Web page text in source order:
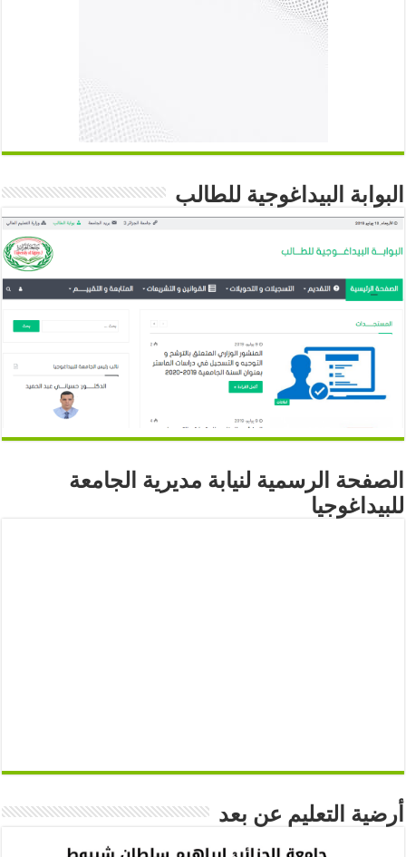
البوابة البيداغوجية للطالب
الصفحة الرسمية لنيابة مديرية الجامعة
للبيداغوجيا
أرضية التعليم عن بعد